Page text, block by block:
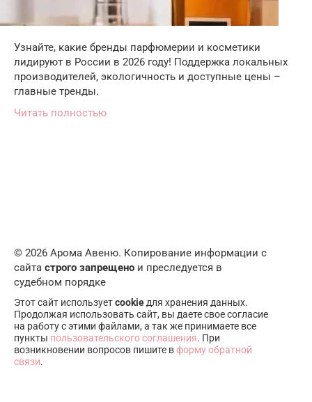
Узнайте, какие бренды парфюмерии и косметики
лидируют в России в 2026 году! Поддержка локальных
производителей, экологичность и доступные цены –
главные тренды.
Читать полностью
© 2026 Арома Авеню. Копирование информации с
сайта строго запрещено и преследуется в
судебном порядке
Этот сайт используетcookie для хранения данных.
Продолжая использовать сайт, вы даете свое согласие
на работу с этими файлами, а так же принимаете все
пункты пользовательского соглашения. При
возникновении вопросов пишите вформу обратной
связи.